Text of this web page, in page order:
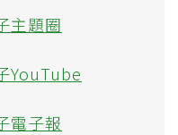
主題圈
YouTube
電子報